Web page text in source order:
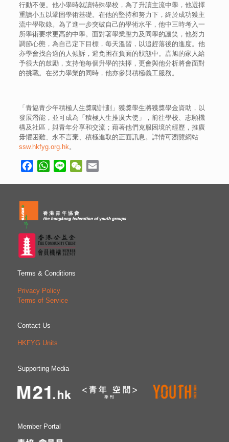
行動不便。他小學時就讀特殊學校，為了升讀主流中學，他選擇
重讀小五以鞏固學術基礎。在他的堅持和努力下，終於成功獲主
流中學取錄。為了進一步突破自己的學術水平，他中三時考入一
所學術要求更高的中學。面對著學業壓力及同學的譏笑，他努力
調節心態，為自己定下目標，每天溫習，以追趕落後的進度。他
亦學會找合適的人傾訴，避免困在負面的狀態中。嚞旭的家人給
予很大的鼓勵，支持他每個升學的抉擇，更會與他分析將會面對
的挑戰。在努力學業的同時，他亦參與積極義工服務。
「青協青少年積極人生獎勵計劃」獲獎學生將獲獎學金資助，以
發展潛能，並可成為「積極人生推廣大使」，前往學校、志願機
構及社區，與青年分享和交流；藉著他們克服困境的經歷，推廣
毋懼困難、永不言棄、積極進取的正面訊息。詳情可瀏覽網站
ssw.hkfyg.org.hk。
FacebookWhatsApp
Line WeChat
Terms & Conditions
Privacy Policy
Terms of Service
Contact Us
HKFYG Units
Supporting Media
Member Portal